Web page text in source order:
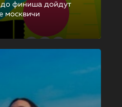
до финиша дойдут
москвичи